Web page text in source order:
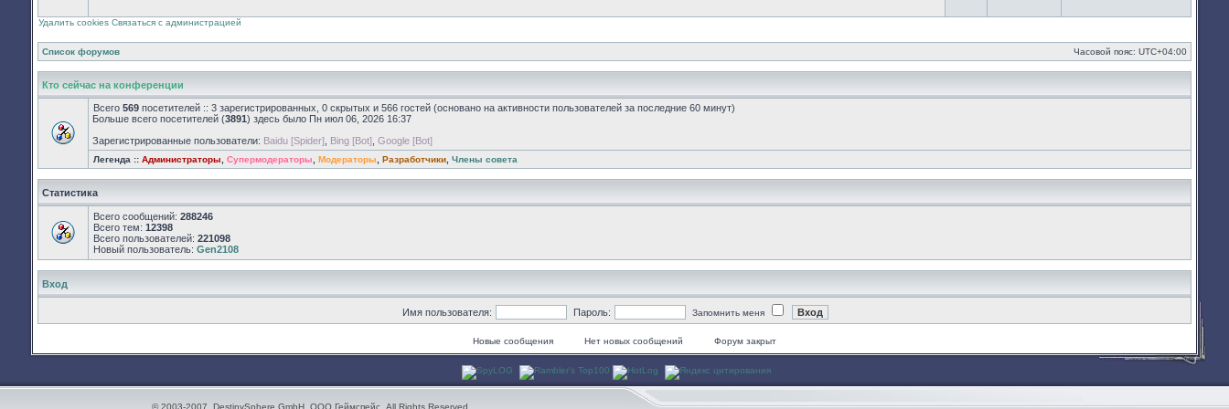
Удалить cookies Связаться с администрацией
Список форумов Часовой пояс: UTC+04:00
Кто сейчас на конференции
Всего 569 посетителей :: 3 зарегистрированных, 0 скрытых и 566 гостей (основано на активности пользователей за последние 60 минут)
Больше всего посетителей (3891) здесь было Пн июл 06, 2026 16:37
Зарегистрированные пользователи: Baidu [Spider] Bing [Bot] Google [Bot]
Легенда :: Администраторы Супермодераторы Модераторы Разработчики Члены совета
Статистика
Всего сообщений: 288246
Всего тем: 12398
Всего пользователей: 221098
Новый пользователь: Gen2108
Вход
Имя пользователя: Пароль: Запомнить меня
Новые сообщения Нет новых сообщений Форум закрыт
© 2003-2007. DestinySphere GmbH, ООО Геймспейс. All Rights Reserved.